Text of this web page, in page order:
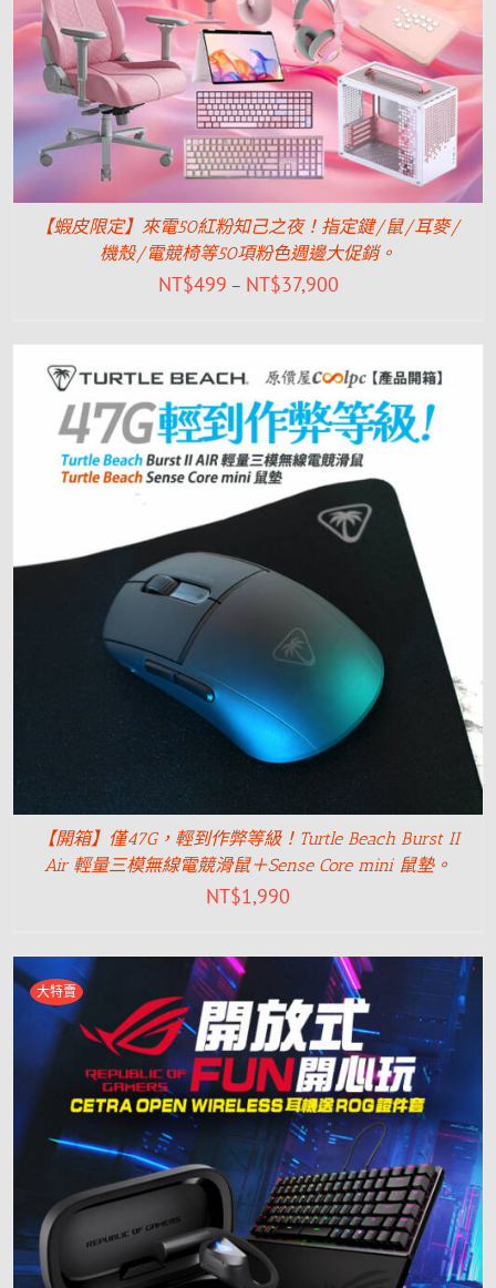
【蝦皮限定】來電50紅粉知己之夜！指定鍵/鼠/耳麥/
機殼/電競椅等50項粉色週邊大促銷。
NT$499 – NT$37,900
【開箱】僅47G，輕到作弊等級！Turtle Beach Burst II
Air 輕量三模無線電競滑鼠＋Sense Core mini 鼠墊。
NT$1,990
大特賣